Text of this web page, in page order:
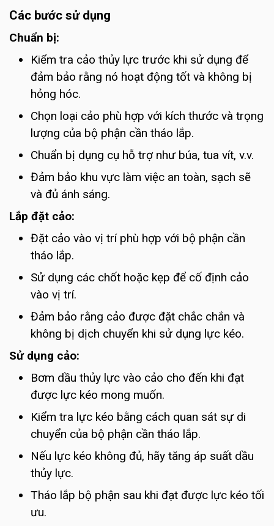
Các bước sử dụng
Chuẩn bị:
Kiểm tra cảo thủy lực trước khi sử dụng để
đảm bảo rằng nó hoạt động tốt và không bị
hỏng hóc.
Chọn loại cảo phù hợp với kích thước và trọng
lượng của bộ phận cần tháo lắp.
Chuẩn bị dụng cụ hỗ trợ như búa, tua vít, v.v.
Đảm bảo khu vực làm việc an toàn, sạch sẽ
và đủ ánh sáng.
Lắp đặt cảo:
Đặt cảo vào vị trí phù hợp với bộ phận cần
tháo lắp.
Sử dụng các chốt hoặc kẹp để cố định cảo
vào vị trí.
Đảm bảo rằng cảo được đặt chắc chắn và
không bị dịch chuyển khi sử dụng lực kéo.
Sử dụng cảo:
Bơm dầu thủy lực vào cảo cho đến khi đạt
được lực kéo mong muốn.
Kiểm tra lực kéo bằng cách quan sát sự di
chuyển của bộ phận cần tháo lắp.
Nếu lực kéo không đủ, hãy tăng áp suất dầu
thủy lực.
Tháo lắp bộ phận sau khi đạt được lực kéo tối
ưu.